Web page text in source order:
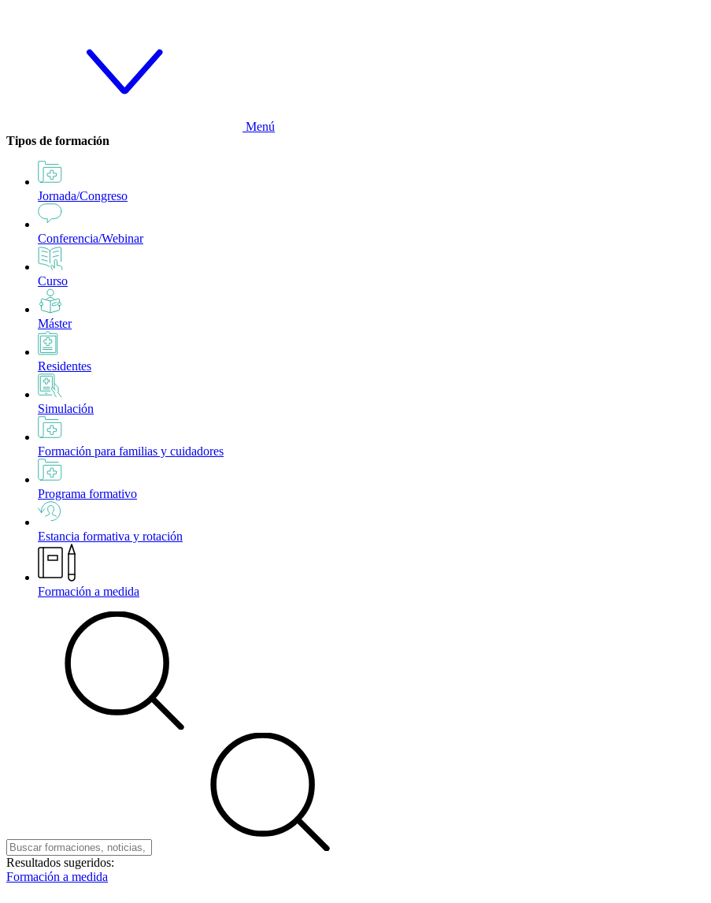
Menú
Tipos de formación
Jornada/Congreso
Conferencia/Webinar
Curso
Máster
Residentes
Simulación
Formación para familias y cuidadores
Programa formativo
Estancia formativa y rotación
Formación a medida
Resultados sugeridos:
Formación a medida